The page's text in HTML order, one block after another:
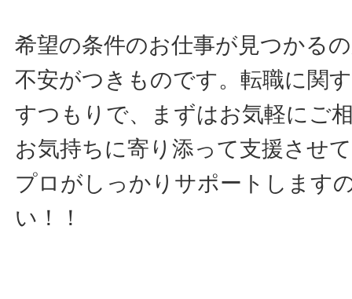
希望の条件のお仕事が見つかる
不安がつきものです。転職に関
すつもりで、まずはお気軽にご
お気持ちに寄り添って支援させ
プロがしっかりサポートします
い！！